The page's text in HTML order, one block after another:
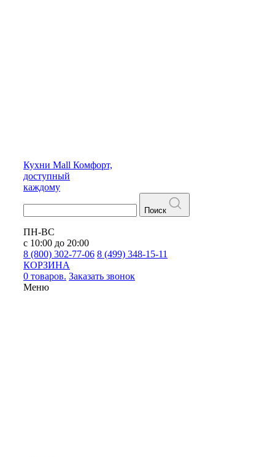
Кухни Mall Комфорт,
доступный
каждому
Поиск
ПН-ВС
с 10:00 до 20:00
8 (800) 302-77-06 8 (499) 348-15-11
КОРЗИНА
0 товаров. Заказать звонок
Меню